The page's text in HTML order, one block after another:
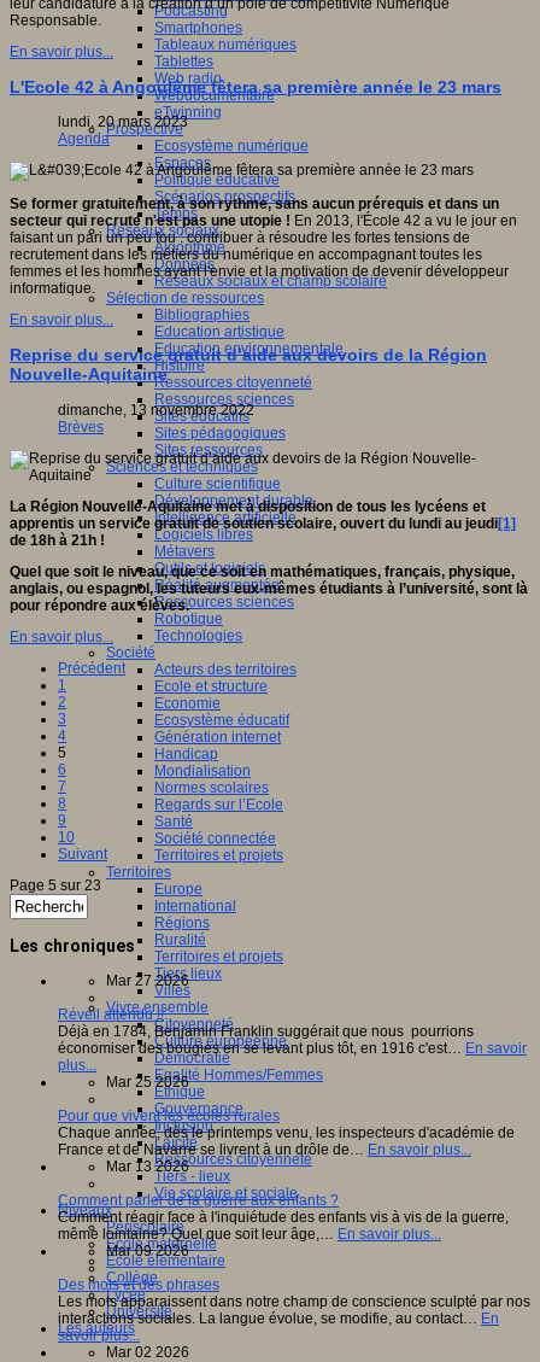
Podcasting
Smartphones
Tableaux numériques
Tablettes
Web radio
Webdocumentaire
eTwinning
Prospective
Ecosystème numérique
Espaces
Politique éducative
Scénarios prospectifs
Temps
Réseaux sociaux
Algorithme
Données
Réseaux sociaux et champ scolaire
Sélection de ressources
Bibliographies
Education artistique
Education environnementale
Histoire
Ressources citoyenneté
Ressources sciences
Sites éducatifs
Sites pédagogiques
Sites ressources
Sciences et techniques
Culture scientifique
Développement durable
Intelligence artificielle
Logiciels libres
Métavers
Outils et logiciels
Réalité augmentée
Ressources sciences
Robotique
Technologies
Société
Acteurs des territoires
Ecole et structure
Economie
Ecosystème éducatif
Génération internet
Handicap
Mondialisation
Normes scolaires
Regards sur l’Ecole
Santé
Société connectée
Territoires et projets
Territoires
Europe
International
Régions
Ruralité
Territoires et projets
Tiers lieux
Villes
Vivre ensemble
Citoyenneté
Culture européenne
Démocratie
Egalité Hommes/Femmes
Ethique
Gouvernance
Inclusion
Laïcité
Ressources citoyenneté
Tiers - lieux
Vie scolaire et sociale
Niveaux
Périscolaire
Ecole maternelle
Ecole élémentaire
Collège
Lycée
Université
Les auteurs
leur candidature à la création d’un pôle de compétitivité Numérique
Responsable.
En savoir plus...
L'Ecole 42 à Angoulême fêtera sa première année le 23 mars
lundi, 20 mars 2023
Agenda
Se former gratuitement, à son rythme, sans aucun prérequis et dans un
secteur qui recrute n'est pas une utopie ! En 2013, l'École 42 a vu le jour en
faisant un pari un peu fou : contribuer à résoudre les fortes tensions de
recrutement dans les métiers du numérique en accompagnant toutes les
femmes et les hommes ayant l'envie et la motivation de devenir développeur
informatique.
En savoir plus...
Reprise du service gratuit d’aide aux devoirs de la Région
Nouvelle-Aquitaine
dimanche, 13 novembre 2022
Brèves
La Région Nouvelle-Aquitaine met à disposition de tous les lycéens et
apprentis un service gratuit de soutien scolaire, ouvert du lundi au jeudi[1]
de 18h à 21h !
Quel que soit le niveau, que ce soit en mathématiques, français, physique,
anglais, ou espagnol, les tuteurs eux-mêmes étudiants à l’université, sont là
pour répondre aux élèves.
En savoir plus...
Précédent
1
2
3
4
5
6
7
8
9
10
Suivant
Page 5 sur 23
Les chroniques
Mar 27 2026
Réveil attendu !!
Déjà en 1784, Benjamin Franklin suggérait que nous pourrions
économiser des bougies en se levant plus tôt, en 1916 c'est… En savoir
plus...
Mar 25 2026
Pour que vivent les écoles rurales
Chaque année, dès le printemps venu, les inspecteurs d'académie de
France et de Navarre se livrent à un drôle de… En savoir plus...
Mar 13 2026
Comment parler de la guerre aux enfants ?
Comment réagir face à l'inquiétude des enfants vis à vis de la guerre,
même lointaine? Quel que soit leur âge,… En savoir plus...
Mar 09 2026
Des mots et des phrases
Les mots apparaissent dans notre champ de conscience sculpté par nos
interactions sociales. La langue évolue, se modifie, au contact… En
savoir plus...
Mar 02 2026